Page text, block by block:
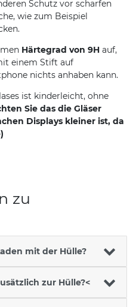
Schutz vor scharfen
wie zum Beispiel
Härtegrad von 9H auf,
einem Stift auf
nichts anhaben kann.
ist kinderleicht, ohne
Sie das die Gläser
Displays kleiner ist, da
zu
mit der Hülle?
zur Hülle?<